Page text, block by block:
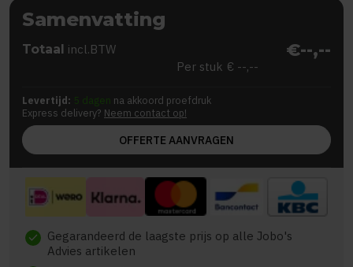
Samenvatting
Totaal incl.BTW €--,--
Per stuk € --,--
Levertijd: 5 dagen na akkoord proefdruk
Express delivery? Neem contact op!
OFFERTE AANVRAGEN
check Gegarandeerd de laagste prijs op alle Jobo's
Advies artikelen